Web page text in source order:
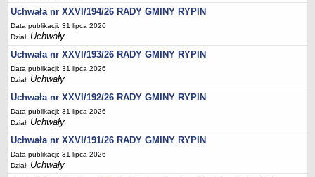
Galeria
Raporty o stanie dostępności
Wnioski
Struktura organizacyjna
Rada gminy
Wójt
Urząd gminy
Jednostki organizacyjne, GOPS, Instytucja kultury, OSP
Jednostki pomocnicze - sołectwa
Uchwała nr XXVI/194/26 RADY GMINY RYPIN
Data publikacji: 31 lipca 2026
Dział: Uchwały
Uchwała nr XXVI/193/26 RADY GMINY RYPIN
Data publikacji: 31 lipca 2026
Dział: Uchwały
Uchwała nr XXVI/192/26 RADY GMINY RYPIN
Data publikacji: 31 lipca 2026
Dział: Uchwały
Uchwała nr XXVI/191/26 RADY GMINY RYPIN
Data publikacji: 31 lipca 2026
Dział: Uchwały